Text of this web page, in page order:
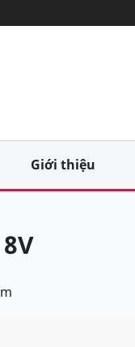
Giới thiệu